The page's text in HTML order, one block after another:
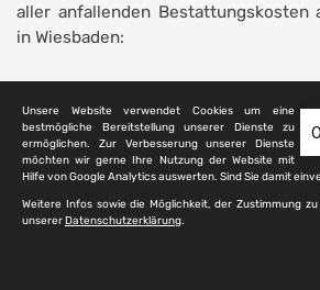
aller anfallenden Bestattungskosten
in Wiesbaden:
Erdbestattungen
ERDWAHLGRAB
ERDWAHLGRAB FÜR KINDER
Unsere Website verwendet Cookies um eine
bestmögliche Bereitstellung unserer Dienste zu
ermöglichen. Zur Verbesserung unserer Dienste
möchten wir gerne Ihre Nutzung der Website mit
Hilfe von Google Analytics auswerten. Sind Sie damit
Weitere Infos sowie die Möglichkeit, der Zustimmung
unsererDatenschutzerklärung.